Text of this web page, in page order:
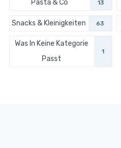
Pasta & Co 13
Snacks & Kleinigkeiten 63
Was In Keine Kategorie
Passt
1